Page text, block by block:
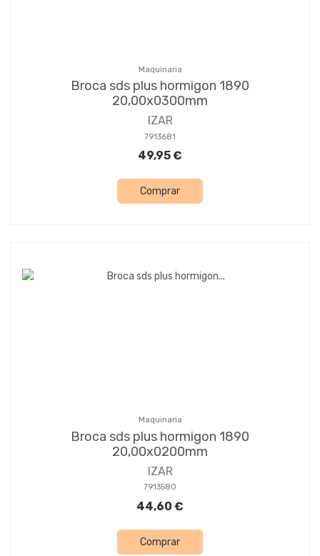
Maquinaria
Broca sds plus hormigon 1890
20,00x0300mm
IZAR
7913681
49,95 €
Comprar
Maquinaria
Broca sds plus hormigon 1890
20,00x0200mm
IZAR
7913580
44,60 €
Comprar